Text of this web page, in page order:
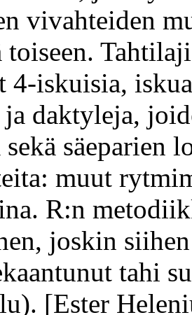
vivahteiden
toiseen.
4-iskuisia,
daktyleja,
säeparien
muut
R:n
joskin
tahi
[Ester